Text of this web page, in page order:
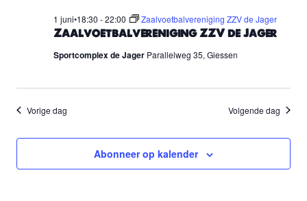
Zaalvoetbalvereniging ZZV de Jager
1 juni•18:30 -22:00 Zaalvoetbalvereniging ZZV de Jager
Sportcomplex de Jager Parallelweg 35, Giessen
Vorige dag Volgende dag
Abonneer op kalender